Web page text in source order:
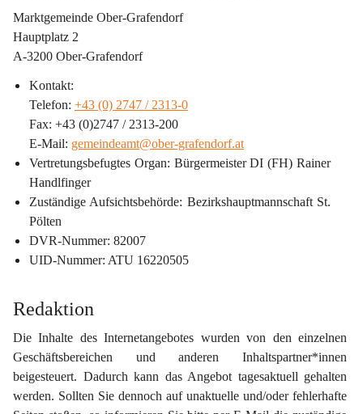
Marktgemeinde Ober-Grafendorf
Hauptplatz 2
A-3200 Ober-Grafendorf
Kontakt:
Telefon: +43 (0) 2747 / 2313-0
Fax: +43 (0)2747 / 2313-200
E-Mail: gemeindeamt@ober-grafendorf.at
Vertretungsbefugtes Organ: Bürgermeister DI (FH) Rainer
Handlfinger
Zuständige Aufsichtsbehörde: Bezirkshauptmannschaft St.
Pölten
DVR-Nummer: 82007
UID-Nummer: ATU 16220505
Redaktion
Die Inhalte des Internetangebotes wurden von den einzelnen
Geschäftsbereichen und anderen Inhaltspartner*innen
beigesteuert. Dadurch kann das Angebot tagesaktuell gehalten
werden. Sollten Sie dennoch auf unaktuelle und/oder fehlerhafte